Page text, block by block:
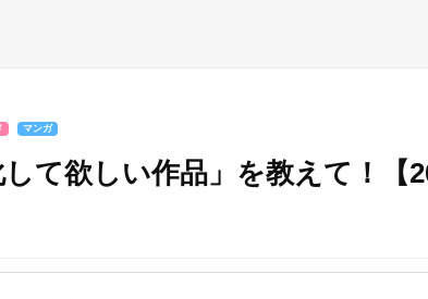
マンガ
して欲しい作品」を教えて！【